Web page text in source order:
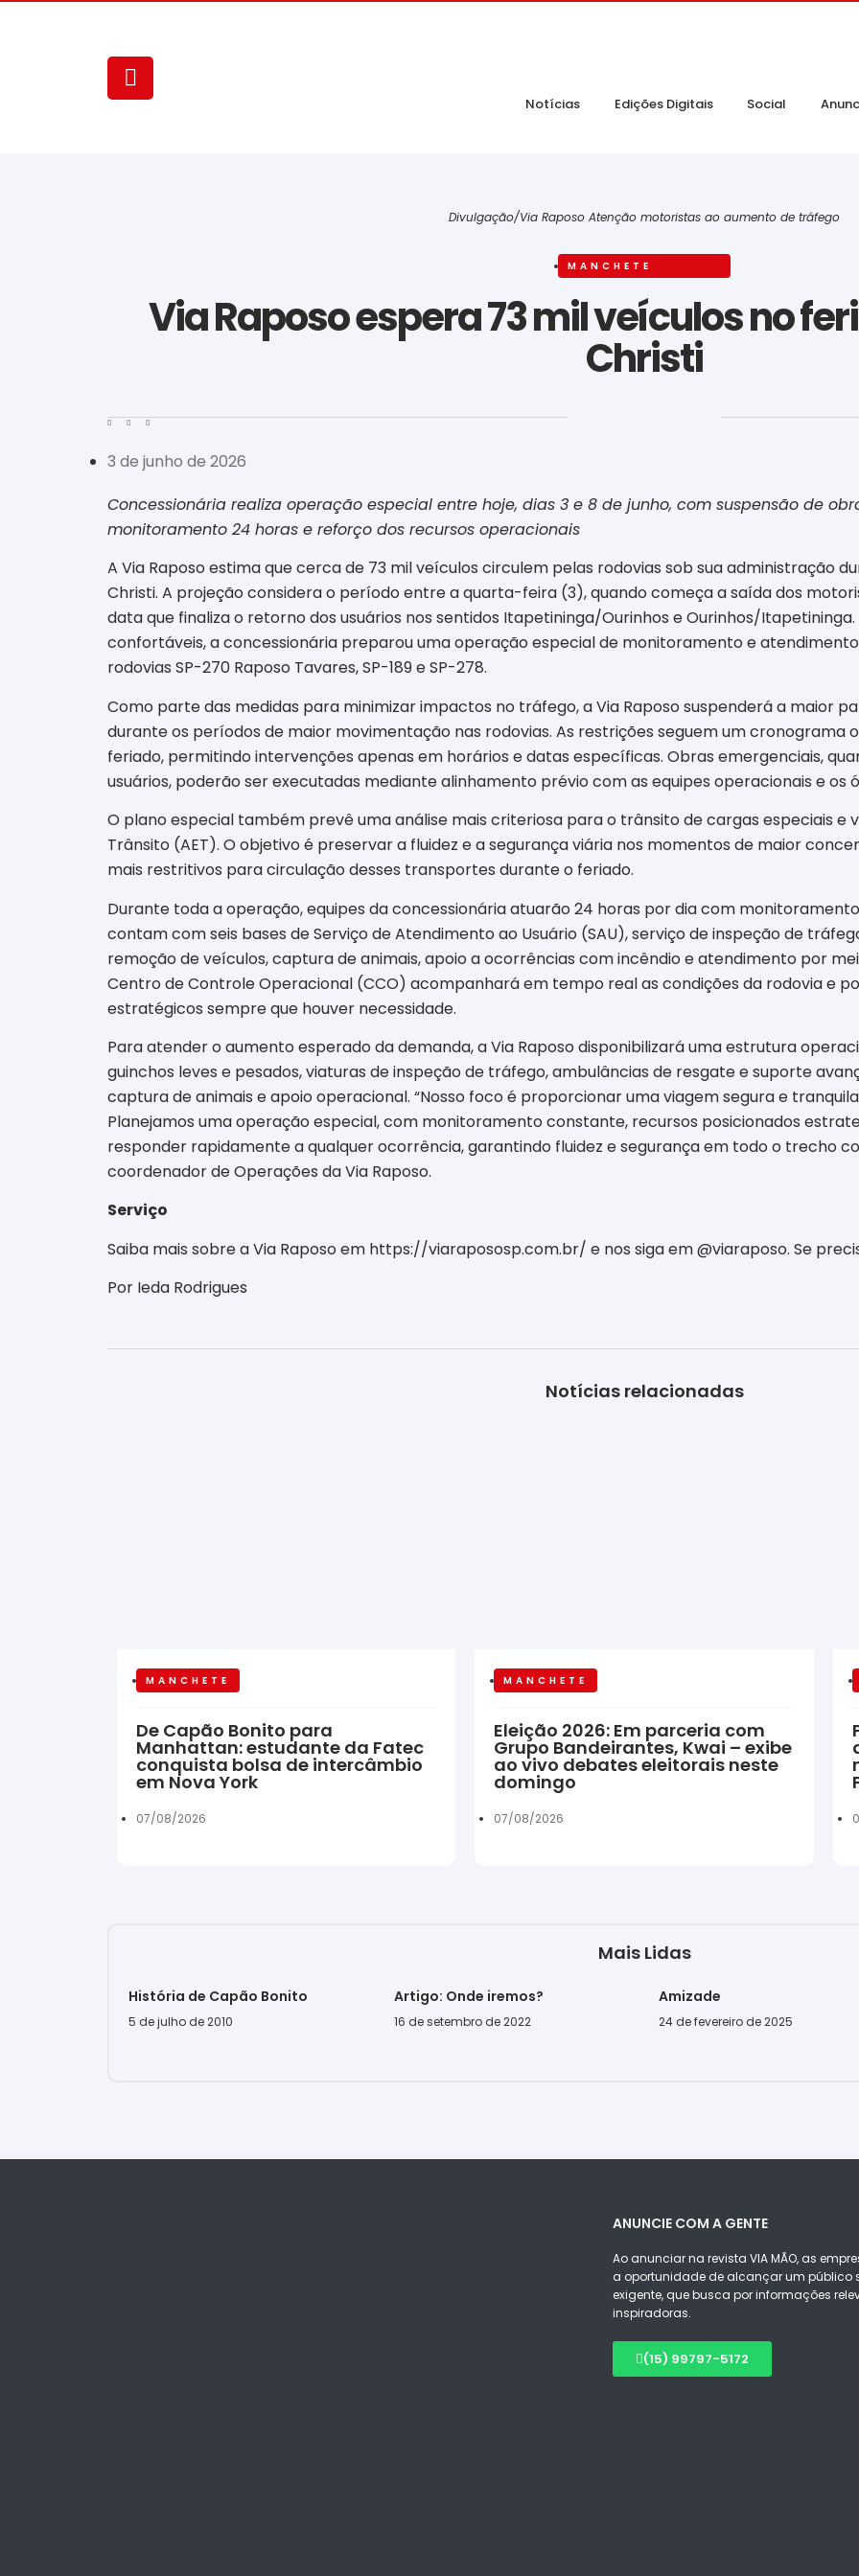
Notícias Edições Digitais Social
Divulgação/Via Raposo Atenção motoristas ao aumento de tráfego
MANCHETE
Via Raposo espera 73 mil veículos no
Christi
3 de junho de 2026
Concessionária realiza operação especial entre hoje, dias 3 e 8 de junho, com suspensão de
monitoramento 24 horas e reforço dos recursos operacionais
A Via Raposo estima que cerca de 73 mil veículos circulem pelas rodovias sob sua administração
Christi. A projeção considera o período entre a quarta-feira (3), quando começa a saída dos
data que finaliza o retorno dos usuários nos sentidos Itapetininga/Ourinhos e Ourinhos/
confortáveis, a concessionária preparou uma operação especial de monitoramento e
rodovias SP-270 Raposo Tavares, SP-189 e SP-278.
Como parte das medidas para minimizar impactos no tráfego, a Via Raposo suspenderá a maior
durante os períodos de maior movimentação nas rodovias. As restrições seguem um
feriado, permitindo intervenções apenas em horários e datas específicas. Obras emergenciais,
usuários, poderão ser executadas mediante alinhamento prévio com as equipes operacionais e os
O plano especial também prevê uma análise mais criteriosa para o trânsito de cargas especiais e
Trânsito (AET). O objetivo é preservar a fluidez e a segurança viária nos momentos de maior
mais restritivos para circulação desses transportes durante o feriado.
Durante toda a operação, equipes da concessionária atuarão 24 horas por dia com
contam com seis bases de Serviço de Atendimento ao Usuário (SAU), serviço de inspeção de
remoção de veículos, captura de animais, apoio a ocorrências com incêndio e atendimento por
Centro de Controle Operacional (CCO) acompanhará em tempo real as condições da rodovia e
estratégicos sempre que houver necessidade.
Para atender o aumento esperado da demanda, a Via Raposo disponibilizará uma estrutura
guinchos leves e pesados, viaturas de inspeção de tráfego, ambulâncias de resgate e suporte
captura de animais e apoio operacional. “Nosso foco é proporcionar uma viagem segura e
Planejamos uma operação especial, com monitoramento constante, recursos posicionados
responder rapidamente a qualquer ocorrência, garantindo fluidez e segurança em todo o trecho
coordenador de Operações da Via Raposo.
Serviço
Saiba mais sobre a Via Raposo em https://viarapososp.com.br/ e nos siga em @viaraposo. Se
Por Ieda Rodrigues
Notícias relacionadas
MANCHETE
De Capão Bonito para
Manhattan: estudante da Fatec
conquista bolsa de intercâmbio
em Nova York
07/08/2026
MANCHETE
Eleição 2026: Em parceria com
Grupo Bandeirantes, Kwai – exibe
ao vivo debates eleitorais neste
domingo
07/08/2026
Mais Lidas
História de Capão Bonito
5 de julho de 2010
Artigo: Onde iremos?
16 de setembro de 2022
Amizade
24 de fevereiro de 2025
ANUNCIE COM A GENTE
Ao anunciar na revista VIA MÃO, as
a oportunidade de alcançar um público
exigente, que busca por informações
inspiradoras.
(15) 99797-5172